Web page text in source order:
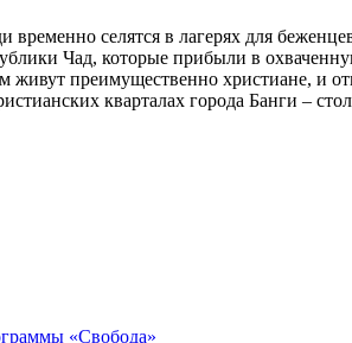
селятся в лагерях для
Чад, которые прибыли в
живут преимущественно христиане, и
кварталах города Банги –
«Свобода»